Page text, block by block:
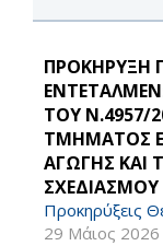
ΠΡΟΚΗΡΥΞΗ
ΤΟΥ Ν.4957/
ΤΜΗΜΑΤΟΣ
ΑΓΩΓΗΣ ΚΑΙ
ΣΧΕΔΙΑΣΜΟΥ
Προκηρύξεις
29 Μάιος 2026